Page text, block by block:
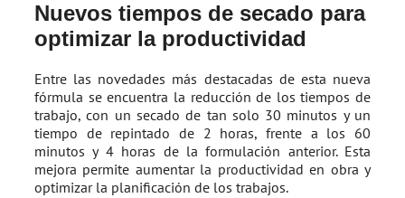
Nuevos tiempos de secado para
optimizar la productividad
Entre las novedades más destacadas de esta nueva
fórmula se encuentra la reducción de los tiempos de
trabajo, con un secado de tan solo 30 minutos y un
tiempo de repintado de 2 horas, frente a los 60
minutos y 4 horas de la formulación anterior. Esta
mejora permite aumentar la productividad en obra y
optimizar la planificación de los trabajos.